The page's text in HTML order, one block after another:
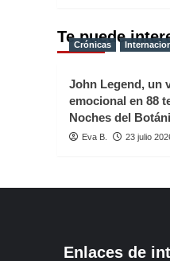
Te puede
Crónicas
John Legend, un
emocional en 88
Noches del
Eva B. 23 julio
Enlaces de